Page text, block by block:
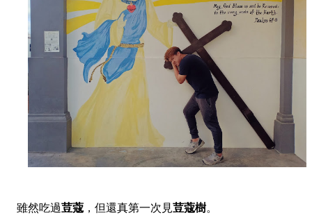
雖然吃過荳蔻，但還真第一次見荳蔻樹。